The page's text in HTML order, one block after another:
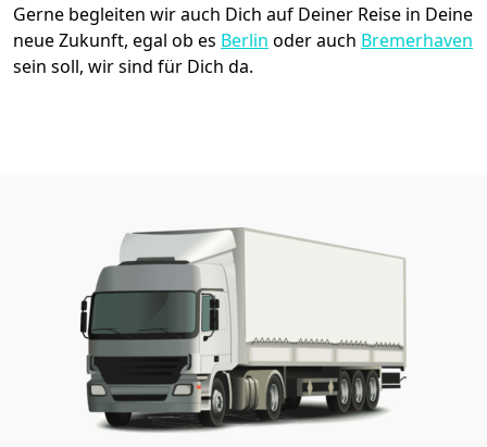
Gerne begleiten wir auch Dich auf Deiner Reise in Deine
neue Zukunft, egal ob es Berlin oder auch Bremer­haven
sein soll, wir sind für Dich da.